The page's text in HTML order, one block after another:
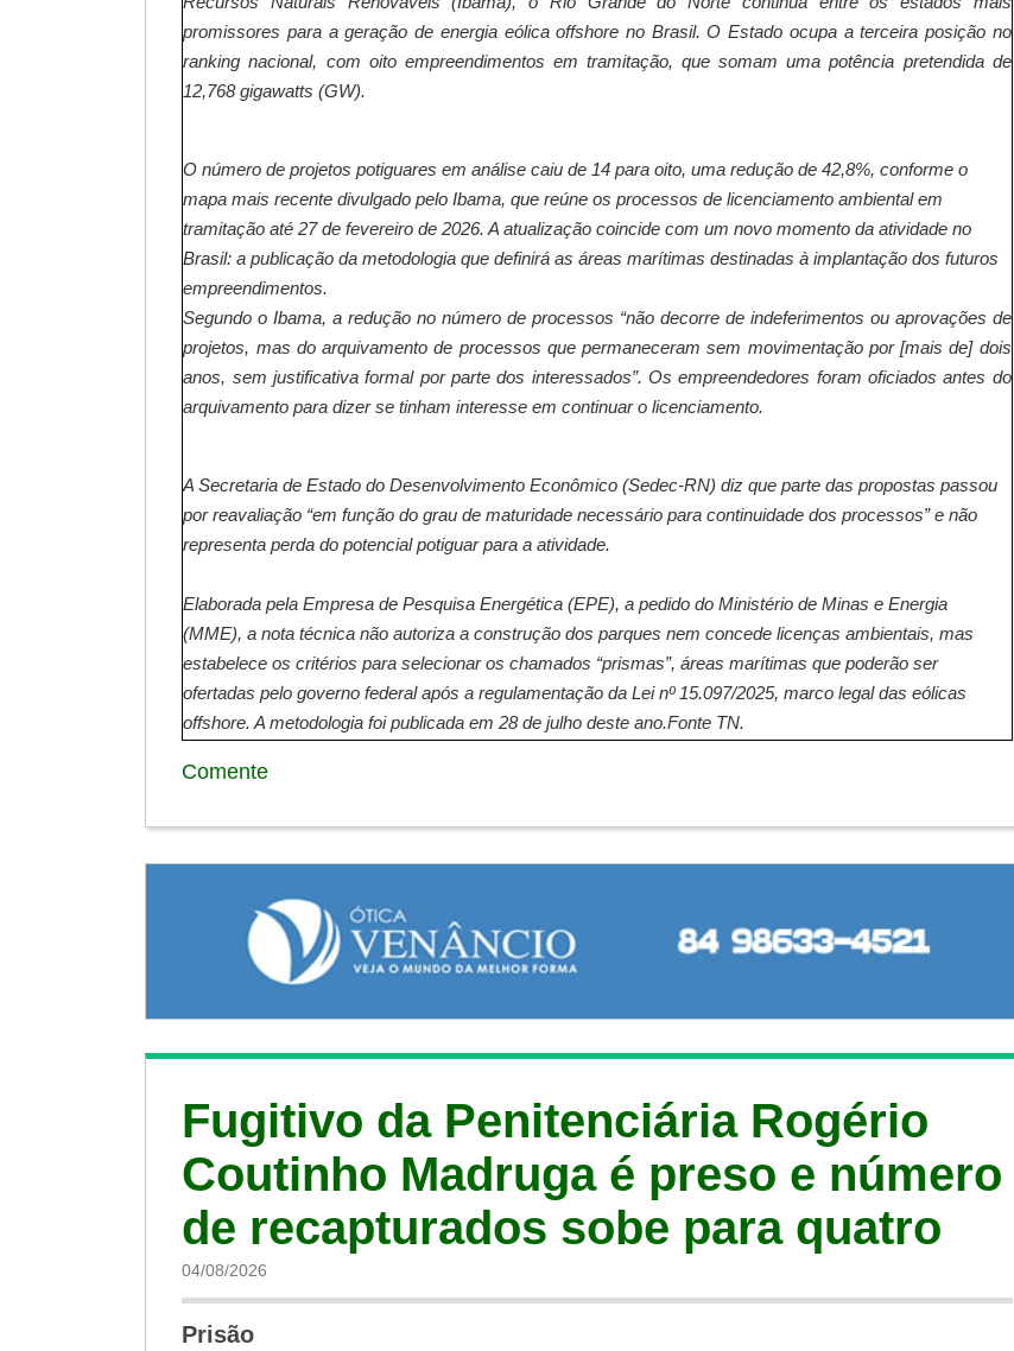
promissores para a geração de energia eólica offshore no Brasil. O Estado ocupa a terceira posição no
ranking nacional, com oito empreendimentos em tramitação, que somam uma potência pretendida de
12,768 gigawatts (GW).
O número de projetos potiguares em análise caiu de 14 para oito, uma redução de 42,8%, conforme o
mapa mais recente divulgado pelo Ibama, que reúne os processos de licenciamento ambiental em
tramitação até 27 de fevereiro de 2026. A atualização coincide com um novo momento da atividade no
Brasil: a publicação da metodologia que definirá as áreas marítimas destinadas à implantação dos futuros
empreendimentos.
Segundo o Ibama, a redução no número de processos “não decorre de indeferimentos ou aprovações de
projetos, mas do arquivamento de processos que permaneceram sem movimentação por [mais de] dois
anos, sem justificativa formal por parte dos interessados”. Os empreendedores foram oficiados antes do
arquivamento para dizer se tinham interesse em continuar o licenciamento.
A Secretaria de Estado do Desenvolvimento Econômico (Sedec-RN) diz que parte das propostas passou
por reavaliação “em função do grau de maturidade necessário para continuidade dos processos” e não
representa perda do potencial potiguar para a atividade.
Elaborada pela Empresa de Pesquisa Energética (EPE), a pedido do Ministério de Minas e Energia
(MME), a nota técnica não autoriza a construção dos parques nem concede licenças ambientais, mas
estabelece os critérios para selecionar os chamados “prismas”, áreas marítimas que poderão ser
ofertadas pelo governo federal após a regulamentação da Lei nº 15.097/2025, marco legal das eólicas
offshore. A metodologia foi publicada em 28 de julho deste ano.Fonte TN.
Comente
Fugitivo da Penitenciária Rogério
Coutinho Madruga é preso e número
de recapturados sobe para quatro
04/08/2026
Prisão